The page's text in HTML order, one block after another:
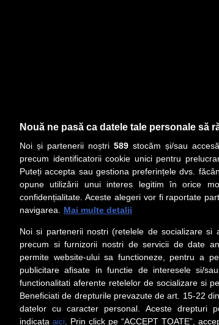
Nouă ne pasă ca datele tale personale să
Noi și partenerii noștri 589stocăm și/sau
precum identificatorii cookie unici pentru
Puteți accepta sau gestiona preferințele dvs.
opune utilizării unui interes legitim în orice
confidențialitate. Aceste alegeri vor fi raportate
navigarea.
Mai multe detalii
Noi si partenerii nostri (retelele de socializare si
precum si furnizorii nostri de servicii de date
permite website-ului sa functioneze, pentru a
publicitare afisate in functie de interesele si/
functionalitati aferente retelelor de socializare si
Beneficiati de drepturile prevazute de art. 15-22
datelor cu caracter personal. Aceste drepturi
indicata aici. Prin click pe “ACCEPT TOATE”,